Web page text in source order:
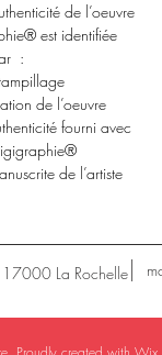
de l’oeuvre
est identifiée
:
de l’oeuvre
fourni avec
de l’artiste
La Rochelle